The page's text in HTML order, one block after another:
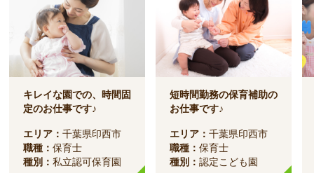
キレイな園での、時間固
定のお仕事です♪
エリア：千葉県印西市
職種：保育士
種別：私立認可保育園
短時間勤務の保育補助の
お仕事です♪
エリア：千葉県印西市
職種：保育士
種別：認定こども園